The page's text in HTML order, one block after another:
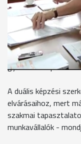
Balogh Gabriella -
Szakképző Iskola
"Az átalakításra
elméleti képzés a
volna. Mosta a
gyakorlati képzés
A duális képzési
elvárásaihoz, mert
szakmai
munkavállalók -